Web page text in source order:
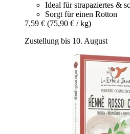
Ideal für strapaziertes &
Sorgt für einen Rotton
7,59 € (75,90 € / kg)
Zustellung bis 10. August